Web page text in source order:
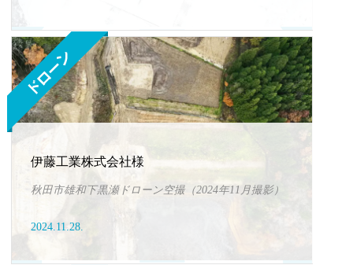
伊藤工業株式会社様
秋田市雄和下黒瀬ドローン空撮（2024年11月撮影）
2024.11.28.